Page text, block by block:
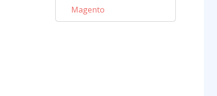
Magento
PrestaShop